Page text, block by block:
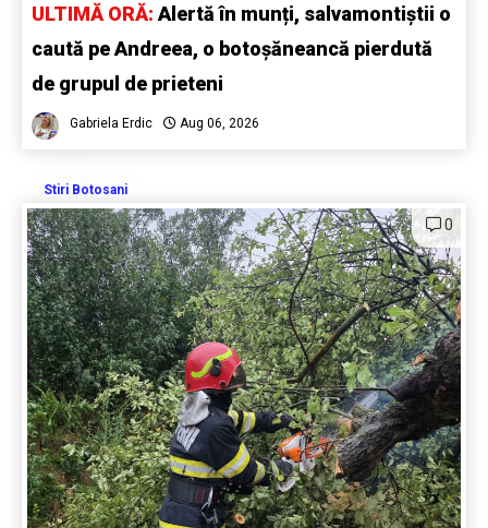
ULTIMĂ ORĂ: Alertă în munți, salvamontiștii o
caută pe Andreea, o botoșăneancă pierdută
de grupul de prieteni
Gabriela Erdic Aug 06, 2026
Stiri Botosani
0